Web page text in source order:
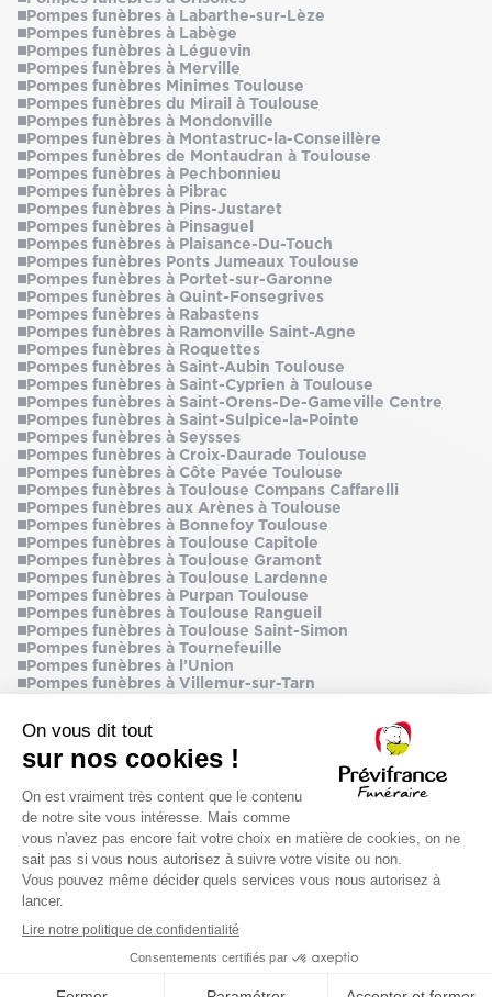
Pompes funèbres à Labarthe-sur-Lèze
Pompes funèbres à Labège
Pompes funèbres à Léguevin
Pompes funèbres à Merville
Pompes funèbres Minimes Toulouse
Pompes funèbres du Mirail à Toulouse
Pompes funèbres à Mondonville
Pompes funèbres à Montastruc-la-Conseillère
Pompes funèbres de Montaudran à Toulouse
Pompes funèbres à Pechbonnieu
Pompes funèbres à Pibrac
Pompes funèbres à Pins-Justaret
Pompes funèbres à Pinsaguel
Pompes funèbres à Plaisance-Du-Touch
Pompes funèbres Ponts Jumeaux Toulouse
Pompes funèbres à Portet-sur-Garonne
Pompes funèbres à Quint-Fonsegrives
Pompes funèbres à Rabastens
Pompes funèbres à Ramonville Saint-Agne
Pompes funèbres à Roquettes
Pompes funèbres à Saint-Aubin Toulouse
Pompes funèbres à Saint-Cyprien à Toulouse
Pompes funèbres à Saint-Orens-De-Gameville Centre
Pompes funèbres à Saint-Sulpice-la-Pointe
Pompes funèbres à Seysses
Pompes funèbres à Croix-Daurade Toulouse
Pompes funèbres à Côte Pavée Toulouse
Pompes funèbres à Toulouse Compans Caffarelli
Pompes funèbres aux Arènes à Toulouse
Pompes funèbres à Bonnefoy Toulouse
Pompes funèbres à Toulouse Capitole
Pompes funèbres à Toulouse Gramont
Pompes funèbres à Toulouse Lardenne
Pompes funèbres à Purpan Toulouse
Pompes funèbres à Toulouse Rangueil
Pompes funèbres à Toulouse Saint-Simon
Pompes funèbres à Tournefeuille
Pompes funèbres à l’Union
Pompes funèbres à Villemur-sur-Tarn
Des services funèbres
personnalisésdans notre pompe
funèbre Saint-Jean 31240